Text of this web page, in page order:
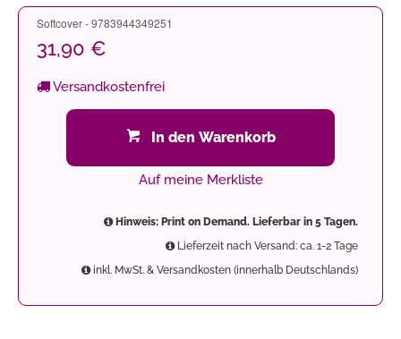
Softcover - 9783944349251
31,90 €
Versandkostenfrei
In den Warenkorb
Auf meine Merkliste
Hinweis: Print on Demand. Lieferbar in 5 Tagen.
Lieferzeit nach Versand: ca. 1-2 Tage
inkl. MwSt. & Versandkosten (innerhalb Deutschlands)